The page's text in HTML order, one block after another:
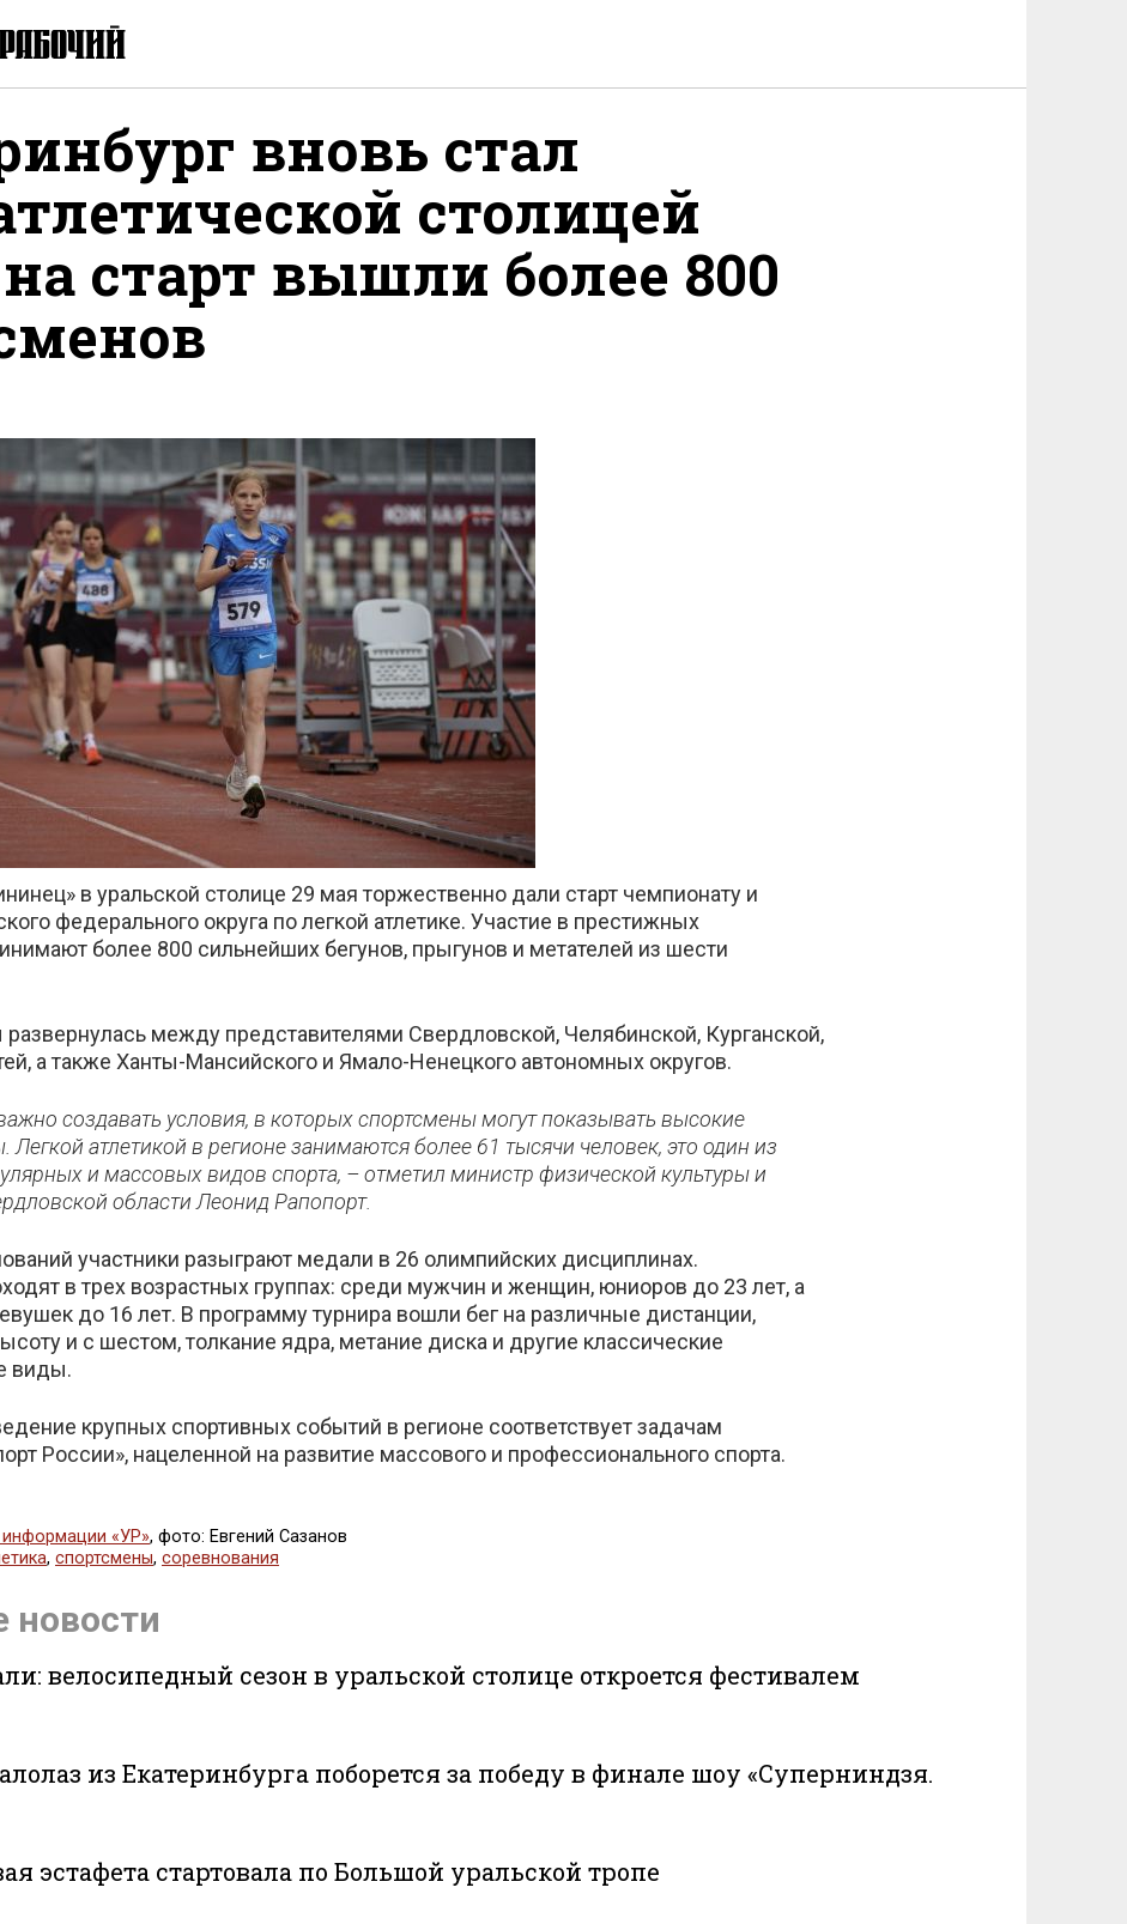
вновь стал
столицей
старт вышли более 800
в уральской столице 29 мая торжественно дали старт чемпионату и
федерального округа по легкой атлетике. Участие в престижных
более 800 сильнейших бегунов, прыгунов и метателей из шести
развернулась между представителями Свердловской, Челябинской, Курганской,
а также Ханты-Мансийского и Ямало-Ненецкого автономных округов.
создавать условия, в которых спортсмены могут показывать высокие
Легкой атлетикой в регионе занимаются более 61 тысячи человек, это один из
и массовых видов спорта, – отметил министр физической культуры и
области Леонид Рапопорт.
участники разыграют медали в 26 олимпийских дисциплинах.
в трех возрастных группах: среди мужчин и женщин, юниоров до 23 лет, а
до 16 лет. В программу турнира вошли бег на различные дистанции,
и с шестом, толкание ядра, метание диска и другие классические
виды.
крупных спортивных событий в регионе соответствует задачам
России», нацеленной на развитие массового и профессионального спорта.
«УР», фото: Евгений Сазанов
, спортсмены, соревнования
новости
велосипедный сезон в уральской столице откроется фестивалем
из Екатеринбурга поборется за победу в финале шоу «Суперниндзя.
эстафета стартовала по Большой уральской тропе